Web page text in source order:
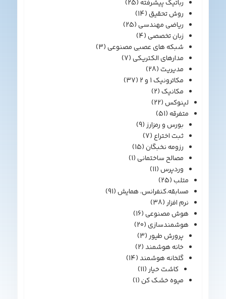
رباتیک پیشرفته(25)
روش تحقیق(14)
ریاضی مهندسی(25)
زبان تخصصی(4)
شبکه های عصبی مصنوعی(3)
مدارهای الکتریکی(7)
مدیریت(28)
مکاترونیک 1 و 2
(37)
مکانیک(2)
لینوکس(22)
متفرقه(51)
بورس و رمزارز(9)
ثبت اختراع(7)
رزومه نخبگان(15)
مصالح ساختمانی(1)
وردپرس(11)
متلب(25)
مسابقه،کنفرانس، همایش(91)
نرم افزار(38)
هوش مصنوعی(16)
هوشمندسازی(20)
پرورش طیور(3)
خانه هوشمند(2)
گلخانه هوشمند(14)
کاشت خیار(11)
میوه خشک کن(1)